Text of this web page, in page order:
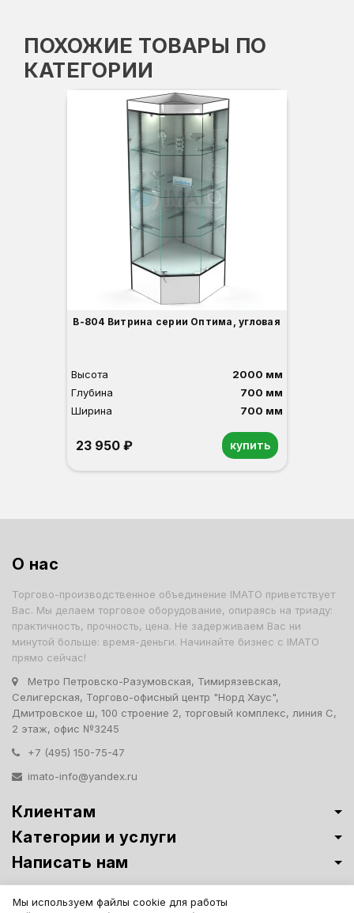
ПОХОЖИЕ ТОВАРЫ ПО
КАТЕГОРИИ
В-804 Витрина серии Оптима, угловая
Высота
2000 мм
Глубина
700 мм
Ширина
700 мм
23 950 ₽ купить
О нас
Торгово-производственное объединение IMATO приветствует
Вас. Мы делаем торговое оборудование, опираясь на триаду:
практичность, прочность, цена. Не задерживаем Вас ни
минутой больше: время-деньги. Начинайте бизнес с IMATO
прямо сейчас!
Метро Петровско-Разумовская, Тимирязевская,
Селигерская, Торгово-офисный центр "Норд Хаус",
Дмитровское ш, 100 строение 2, торговый комплекс, линия С,
2 этаж, офис №3245
+7 (495) 150-75-47
imato-info@yandex.ru
Клиентам
Категории и услуги
Написать нам
Витрины премиум-класса ИМАТО
Политика обработки персональных
данных
Мы используем файлы cookie для работы